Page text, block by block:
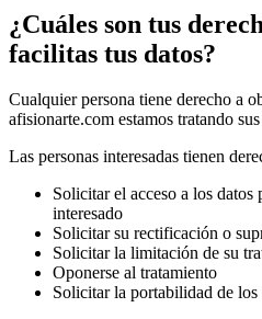
¿Cuáles son tus
facilitas tus datos?
Cualquier persona tiene derecho a
afisionarte.com estamos tratando
Las personas interesadas tienen
Solicitar el acceso a los datos
interesado
Solicitar su rectificación o
Solicitar la limitación de su
Oponerse al tratamiento
Solicitar la portabilidad de los